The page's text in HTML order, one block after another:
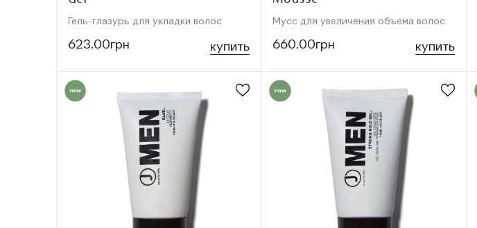
Гель-глазурь для укладки волос
623.00грн купить
Мусс для увеличения объема волос
660.00грн купить